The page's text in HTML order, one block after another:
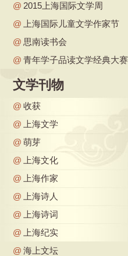
@ 2015上海国际文学周
@
上海国际儿童文学作家节
@ 思南读书会
@ 青年学子品读文学经典大赛
文学刊物
@ 收获
@
上海文学
@ 萌芽
@
上海文化
@
上海作家
@
上海诗人
@
上海诗词
@
上海纪实
@ 海上文坛